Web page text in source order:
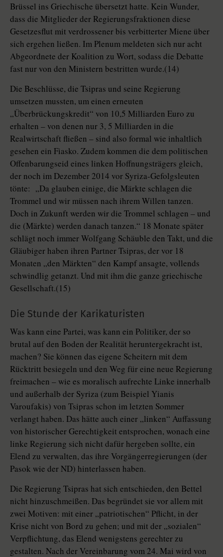
Brüssel ins Griechische übersetzt hatte. Kein Wunder,
dass die Mitglieder der Regierungsfraktionen diese
Gesetzesflut mit verdrossener bis verbitterter Miene über
sich ergehen ließen. Im Plenum meldeten sich nur acht
Abgeordnete der Koalition zu Wort, sodass die Debatte
fast nur von den Ministern bestritten wurde.(14)
Die Beschlüsse, die Tsipras und seine Regierung
umsetzen mussten, um einen erneuten
„Überbrückungskredit“ von 10,5 Milliarden Euro zu
erhalten – von denen nur 3, 5 Milliarden in die
Realwirtschaft fließen – sind also formal wie inhaltlich
gesehen ein Fiasko. Zudem kommen die dem politischen
Offenbarungseid eines linken Hoffnungsträgers gleich,
der noch im Dezember 2014 vor Syriza-Gefolgsleuten
tönte: „Da glauben einige, die Märkte schlagen die
Trommel und wir müssen nach ihrem Willen tanzen.
Doch in Zukunft werden wir die Trommel schlagen – und
die (Märkte) werden danach tanzen.“ 18 Monate später
schlägt noch immer Wolfgang Schäuble den Takt, und die
Gläubiger haben ihren Partner Tsipras, der vor 18
Monaten „den Märkten“ den Kampf ansagte, vollends
schwindlig getanzt. Und mit ihm die ganze griechische
Gesellschaft.(15)
Die Stunde der Karikaturisten
Was kann eine Partei, was kann ein Politiker, der so
brutal auf den Boden der Realität heruntergekracht ist,
machen? Sie können das eigene Scheitern mit dem
Rücktritt besiegeln und den Weg für eine neue Regierung
freimachen – wie es moralisch aufrechte Linke innerhalb
und außerhalb der Syriza (zum Beispiel Yianis
Varoufakis) von Tsipras schon im letzten Sommer
verlangt haben. Das hätte auch einer „linken“ Auffassung
von historischer Gerechtigkeit entsprochen, wonach eine
linke Regierung sich nicht dafür hergeben sollte, ein
Elend zu verwalten, das ihre Vorgängerregierungen (der
Pasok wie der ND) hinterlassen haben.
Die Regierung Tsipras hat sich entschieden, den Bettel
nicht hinzuschmeißen. Das begründet sie vor allem mit
zwei Motiven: mit einer „patriotischen“ Pflicht, in der
Krise nicht von Bord zu gehen; und mit der „sozialen“
Verpflichtung, das Elend wenigstens gerechter zu
gestalten. Nach der Vereinbarung vom 24. Mai wird von